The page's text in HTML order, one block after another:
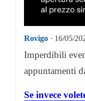
Rovigo · 16/05/
Imperdibili
appuntamenti
Se invece